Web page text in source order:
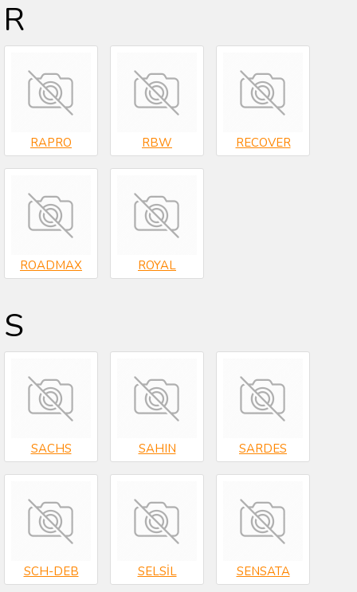
R
RAPRO RBW RECOVER
ROADMAX ROYAL
S
SACHS SAHIN SARDES
SCH-DEB SELSİL SENSATA